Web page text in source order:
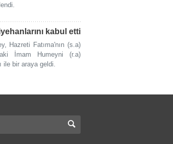
kabul etti
Hazreti Fatıma'nın (s.a)
İmam Humeyni (r.a)
bir araya geldi.